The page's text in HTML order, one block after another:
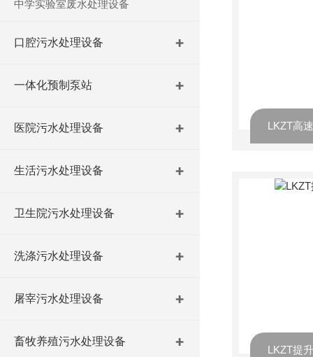
中学实验室废水处理设备
口腔污水处理设备
一体化预制泵站
医院污水处理设备
生活污水处理设备
卫生院污水处理设备
洗涤污水处理设备
屠宰污水处理设备
畜牧养殖污水处理设备
LKZT提